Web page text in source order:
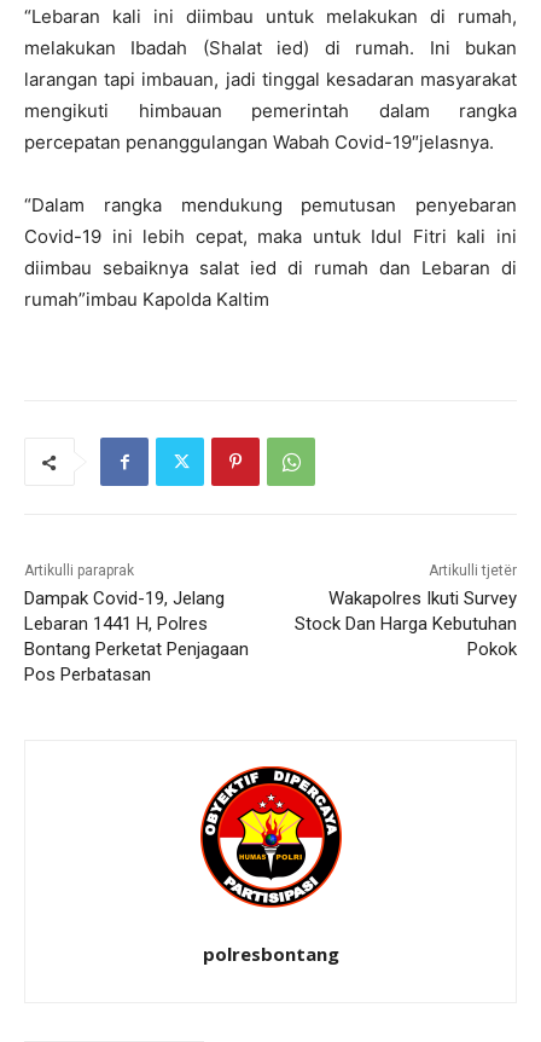
“Lebaran kali ini diimbau untuk melakukan di rumah,
melakukan Ibadah (Shalat ied) di rumah. Ini bukan
larangan tapi imbauan, jadi tinggal kesadaran masyarakat
mengikuti himbauan pemerintah dalam rangka
percepatan penanggulangan Wabah Covid-19″jelasnya.
“Dalam rangka mendukung pemutusan penyebaran
Covid-19 ini lebih cepat, maka untuk Idul Fitri kali ini
diimbau sebaiknya salat ied di rumah dan Lebaran di
rumah”imbau Kapolda Kaltim
Artikulli paraprak
Dampak Covid-19, Jelang
Lebaran 1441 H, Polres
Bontang Perketat Penjagaan
Pos Perbatasan
Artikulli tjetër
Wakapolres Ikuti Survey
Stock Dan Harga Kebutuhan
Pokok
polresbontang